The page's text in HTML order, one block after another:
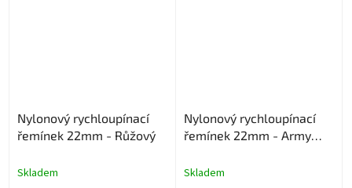
Nylonový rychloupínací
řemínek 22mm - Růžový
Skladem
Nylonový rychloupínací
řemínek 22mm - Army
Skladem